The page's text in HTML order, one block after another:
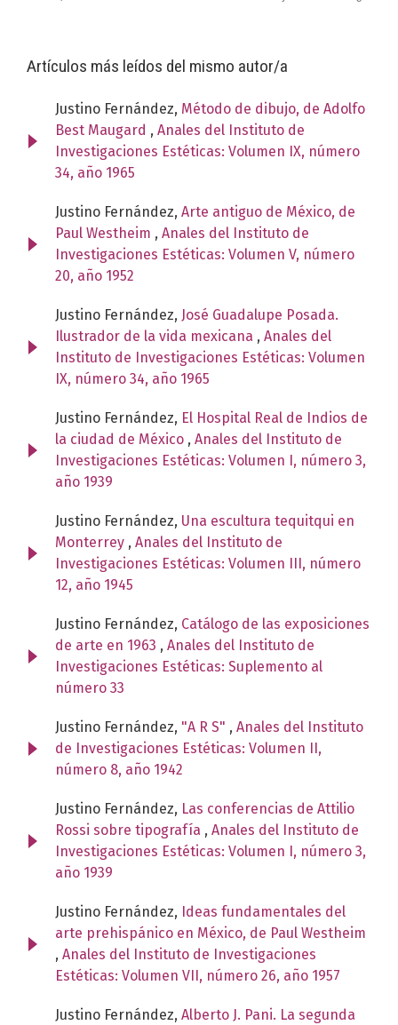
Artículos más leídos del mismo autor/a
Justino Fernández, Método de dibujo, de Adolfo
Best Maugard , Anales del Instituto de
Investigaciones Estéticas: Volumen IX, número
34, año 1965
Justino Fernández, Arte antiguo de México, de
Paul Westheim , Anales del Instituto de
Investigaciones Estéticas: Volumen V, número
20, año 1952
Justino Fernández, José Guadalupe Posada.
Ilustrador de la vida mexicana , Anales del
Instituto de Investigaciones Estéticas: Volumen
IX, número 34, año 1965
Justino Fernández, El Hospital Real de Indios de
la ciudad de México , Anales del Instituto de
Investigaciones Estéticas: Volumen I, número 3,
año 1939
Justino Fernández, Una escultura tequitqui en
Monterrey , Anales del Instituto de
Investigaciones Estéticas: Volumen III, número
12, año 1945
Justino Fernández, Catálogo de las exposiciones
de arte en 1963 , Anales del Instituto de
Investigaciones Estéticas: Suplemento al
número 33
Justino Fernández, "A R S" , Anales del Instituto
de Investigaciones Estéticas: Volumen II,
número 8, año 1942
Justino Fernández, Las conferencias de Attilio
Rossi sobre tipografía , Anales del Instituto de
Investigaciones Estéticas: Volumen I, número 3,
año 1939
Justino Fernández, Ideas fundamentales del
arte prehispánico en México, de Paul Westheim
, Anales del Instituto de Investigaciones
Estéticas: Volumen VII, número 26, año 1957
Justino Fernández, Alberto J. Pani. La segunda